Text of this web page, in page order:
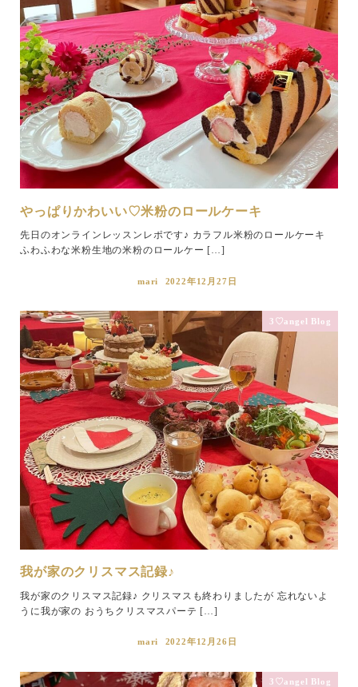
やっぱりかわいい♡米粉のロールケーキ
先日のオンラインレッスンレポです♪ カラフル米粉のロールケーキ
ふわふわな米粉生地の米粉のロールケー […]
mari 2022年12月27日
3♡angel Blog
我が家のクリスマス記録♪
我が家のクリスマス記録♪ クリスマスも終わりましたが 忘れないよ
うに我が家の おうちクリスマスパーテ […]
mari 2022年12月26日
3♡angel Blog